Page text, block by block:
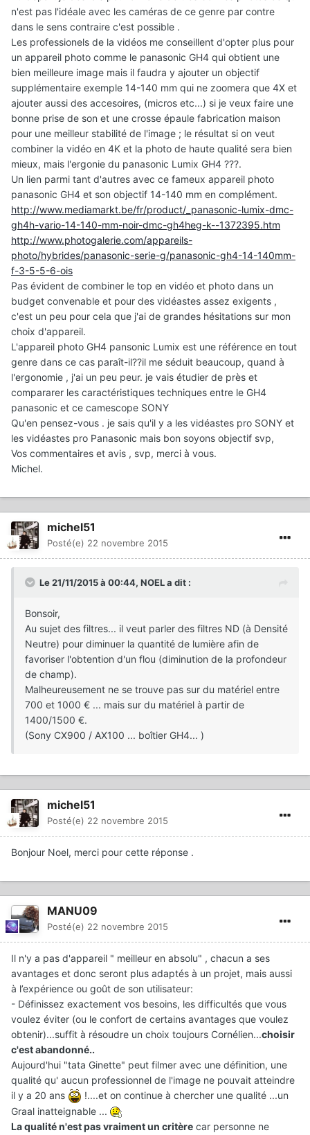
n'est pas l'idéale avec les caméras de ce genre par contre
dans le sens contraire c'est possible .
Les professionels de la vidéos me conseillent d'opter plus pour
un appareil photo comme le panasonic GH4 qui obtient une
bien meilleure image mais il faudra y ajouter un objectif
supplémentaire exemple 14-140 mm qui ne zoomera que 4X et
ajouter aussi des accesoires, (micros etc...) si je veux faire une
bonne prise de son et une crosse épaule fabrication maison
pour une meilleur stabilité de l'image ; le résultat si on veut
combiner la vidéo en 4K et la photo de haute qualité sera bien
mieux, mais l'ergonie du panasonic Lumix GH4 ???.
Un lien parmi tant d'autres avec ce fameux appareil photo
panasonic GH4 et son objectif 14-140 mm en complément.
http://www.mediamarkt.be/fr/product/_panasonic-lumix-dmc-
gh4h-vario-14-140-mm-noir-dmc-gh4heg-k--1372395.htm
http://www.photogalerie.com/appareils-
photo/hybrides/panasonic-serie-g/panasonic-gh4-14-140mm-
f-3-5-5-6-ois
Pas évident de combiner le top en vidéo et photo dans un
budget convenable et pour des vidéastes assez exigents ,
c'est un peu pour cela que j'ai de grandes hésitations sur mon
choix d'appareil.
L'appareil photo GH4 pansonic Lumix est une référence en tout
genre dans ce cas paraît-il??il me séduit beaucoup, quand à
l'ergonomie , j'ai un peu peur. je vais étudier de près et
compararer les caractéristiques techniques entre le GH4
panasonic et ce camescope SONY
Qu'en pensez-vous . je sais qu'il y a les vidéastes pro SONY et
les vidéastes pro Panasonic mais bon soyons objectif svp,
Vos commentaires et avis , svp, merci à vous.
Michel.
michel51
Posté(e) 22 novembre 2015
Le 21/11/2015 à 00:44, NOEL a dit :
Bonsoir,
Au sujet des filtres... il veut parler des filtres ND (à Densité
Neutre) pour diminuer la quantité de lumière afin de
favoriser l'obtention d'un flou (diminution de la profondeur
de champ).
Malheureusement ne se trouve pas sur du matériel entre
700 et 1000 € ... mais sur du matériel à partir de
1400/1500 €.
(Sony CX900 / AX100 ... boîtier GH4... )
michel51
Posté(e) 22 novembre 2015
Bonjour Noel, merci pour cette réponse .
MANU09
Posté(e) 22 novembre 2015
Il n'y a pas d'appareil " meilleur en absolu" , chacun a ses
avantages et donc seront plus adaptés à un projet, mais aussi
à l’expérience ou goût de son utilisateur:
- Définissez exactement vos besoins, les difficultés que vous
voulez éviter (ou le confort de certains avantages que voulez
obtenir)...suffit à résoudre un choix toujours Cornélien...choisir
c'est abandonné..
Aujourd'hui "tata Ginette" peut filmer avec une définition, une
qualité qu' aucun professionnel de l'image ne pouvait atteindre
il y a 20 ans
!....et on continue à chercher une qualité ...un
Graal inatteignable ...
La qualité n'est pas vraiment un critère car personne ne